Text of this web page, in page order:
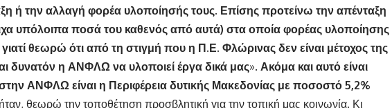
ή την αλλαγή φορέα υλοποίησής τους. Επίσης προτείνω την απένταξη
υπόλοιπα ποσά του καθενός από αυτά) στα οποία φορέας υλοποίησης
θεωρώ ότι από τη στιγμή που η Π.Ε. Φλώρινας δεν είναι μέτοχος της
δυνατόν η ΑΝΦΛΩ να υλοποιεί έργα δικά μας». Ακόμα και αυτό είναι
στην ΑΝΦΛΩ είναι η Περιφέρεια δυτικής Μακεδονίας με ποσοστό 5,2%
θεωρώ την τοποθέτηση προσβλητική για την τοπική μας κοινωνία. Κι